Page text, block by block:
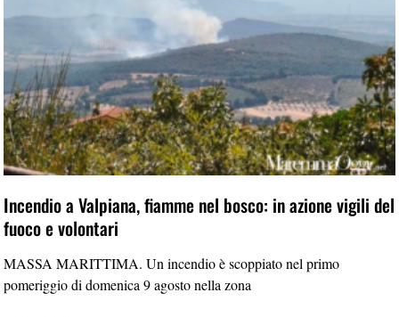
Incendio a Valpiana, fiamme nel bosco: in azione vigili del
fuoco e volontari
MASSA MARITTIMA. Un incendio è scoppiato nel primo
pomeriggio di domenica 9 agosto nella zona